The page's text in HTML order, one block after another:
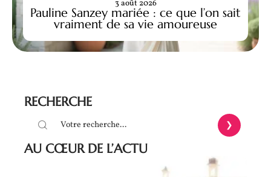
Pauline Sanzey mariée : ce que l’on sait
vraiment de sa vie amoureuse
3 août 2026
RECHERCHE
AU CŒUR DE L’ACTU